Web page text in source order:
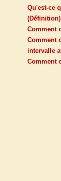
Qu'est-ce
(Définition)
Comment
Comment
intervalle
Comment